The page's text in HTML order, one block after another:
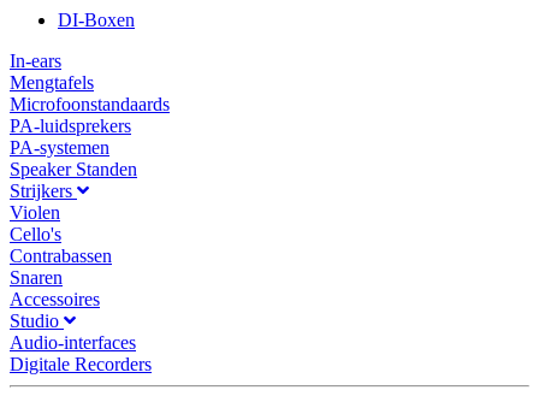
DI-Boxen
In-ears
Mengtafels
Microfoonstandaards
PA-luidsprekers
PA-systemen
Speaker Standen
Strijkers
Violen
Cello's
Contrabassen
Snaren
Accessoires
Studio
Audio-interfaces
Digitale Recorders